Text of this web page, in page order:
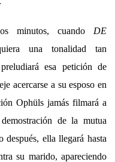
minutos, cuando DE
una tonalidad tan
esa petición de
acercarse a su esposo en
Ophüls jamás filmará a
de la mutua
después, ella llegará hasta
su marido, apareciendo